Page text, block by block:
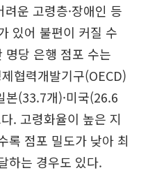
운 고령층·장애인 등
있어 불편이 커질 수
명당 은행 점포 수는
협력개발기구(OECD)
(33.7개)·미국(26.6
. 고령화율이 높은 지
록 점포 밀도가 낮아 최
하는 경우도 있다.